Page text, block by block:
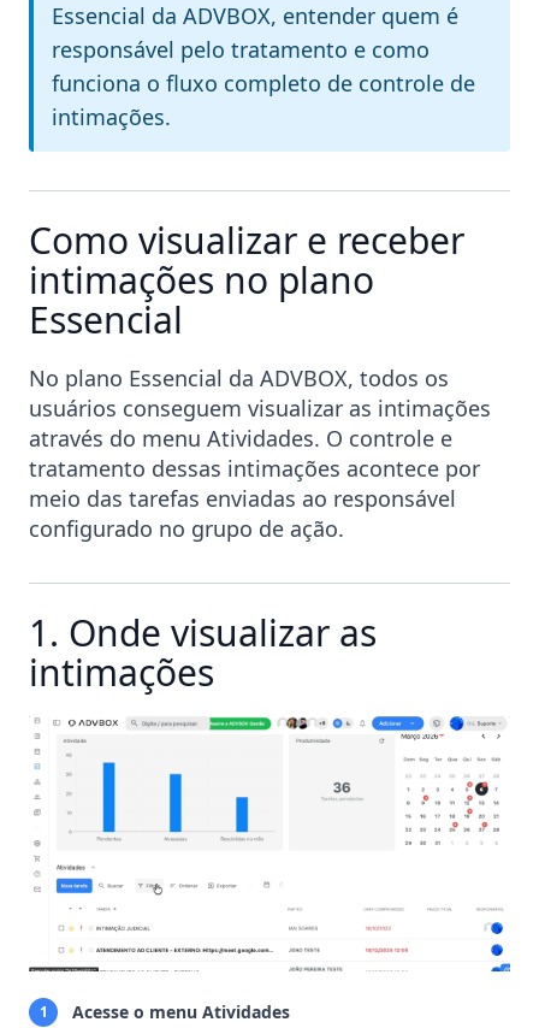
Essencial da ADVBOX, entender quem é
responsável pelo tratamento e como
funciona o fluxo completo de controle de
intimações.
Como visualizar e receber
intimações no plano
Essencial
No plano Essencial da ADVBOX, todos os
usuários conseguem visualizar as intimações
através do menu Atividades. O controle e
tratamento dessas intimações acontece por
meio das tarefas enviadas ao responsável
configurado no grupo de ação.
1. Onde visualizar as
intimações
1 Acesse o menu Atividades